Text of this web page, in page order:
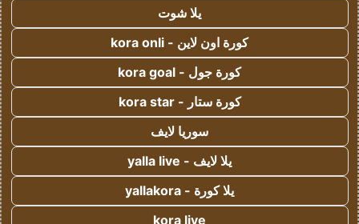
يلا شوت
كورة اون لاين - kora onli
كورة جول - kora goal
كورة ستار - kora star
سوريا لايف
يلا لايف - yalla live
يلا كورة - yallakora
kora live